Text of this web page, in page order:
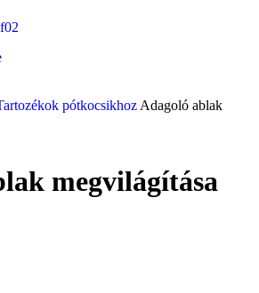
pótkocsikhoz Adagoló ablak
megvilágítása